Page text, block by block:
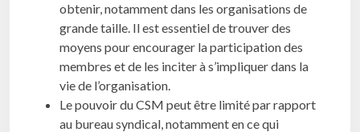
obtenir, notamment dans les organisations de
grande taille. Il est essentiel de trouver des
moyens pour encourager la participation des
membres et de les inciter à s’impliquer dans la
vie de l’organisation.
Le pouvoir du CSM peut être limité par rapport
au bureau syndical, notamment en ce qui